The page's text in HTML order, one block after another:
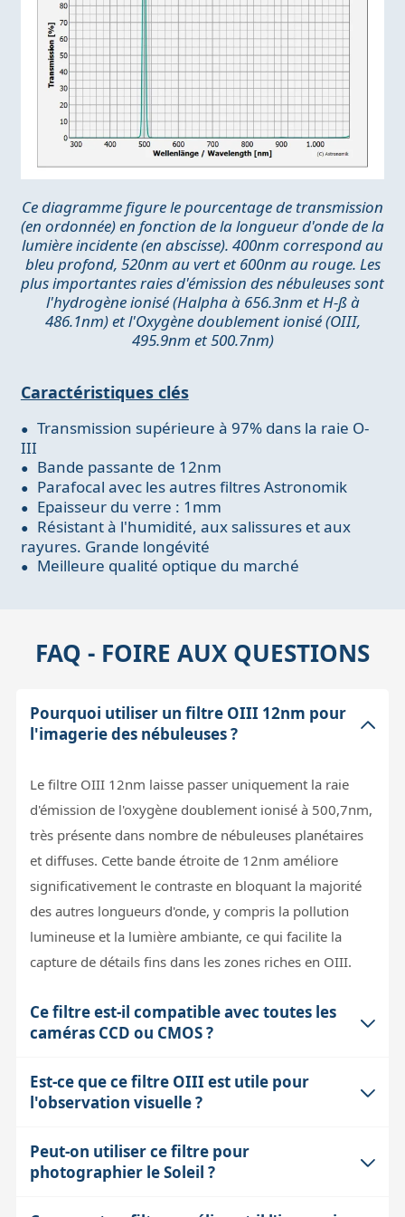
Ce diagramme figure le pourcentage de transmission
(en ordonnée) en fonction de la longueur d'onde de la
lumière incidente (en abscisse). 400nm correspond au
bleu profond, 520nm au vert et 600nm au rouge. Les
plus importantes raies d'émission des nébuleuses sont
l'hydrogène ionisé (Halpha à 656.3nm et H-ß à
486.1nm) et l'Oxygène doublement ionisé (OIII,
495.9nm et 500.7nm)
Caractéristiques clés
Transmission supérieure à 97% dans la raie O-
III
Bande passante de 12nm
Parafocal avec les autres filtres Astronomik
Epaisseur du verre : 1mm
Résistant à l'humidité, aux salissures et aux
rayures. Grande longévité
Meilleure qualité optique du marché
FAQ - FOIRE AUX QUESTIONS
Pourquoi utiliser un filtre OIII 12nm pour
l'imagerie des nébuleuses ?
Le filtre OIII 12nm laisse passer uniquement la raie
d'émission de l'oxygène doublement ionisé à 500,7nm,
très présente dans nombre de nébuleuses planétaires
et diffuses. Cette bande étroite de 12nm améliore
significativement le contraste en bloquant la majorité
des autres longueurs d'onde, y compris la pollution
lumineuse et la lumière ambiante, ce qui facilite la
capture de détails fins dans les zones riches en OIII.
Ce filtre est-il compatible avec toutes les
caméras CCD ou CMOS ?
Ce filtre est optimisé pour les caméras CCD et CMOS
classiques utilisées en astrophotographie, notamment
épaisseur (1 mm) et sa monture au filetage T (M42)
facilitent son intégration dans les trains optiques
standards. Cependant, il est important de vérifier la
Est-ce que ce filtre OIII est utile pour
l'observation visuelle ?
Non, ce filtre est conçu uniquement pour l'imagerie. Sa
bande passante très étroite et son fonctionnement sur
Peut-on utiliser ce filtre pour
photographier le Soleil ?